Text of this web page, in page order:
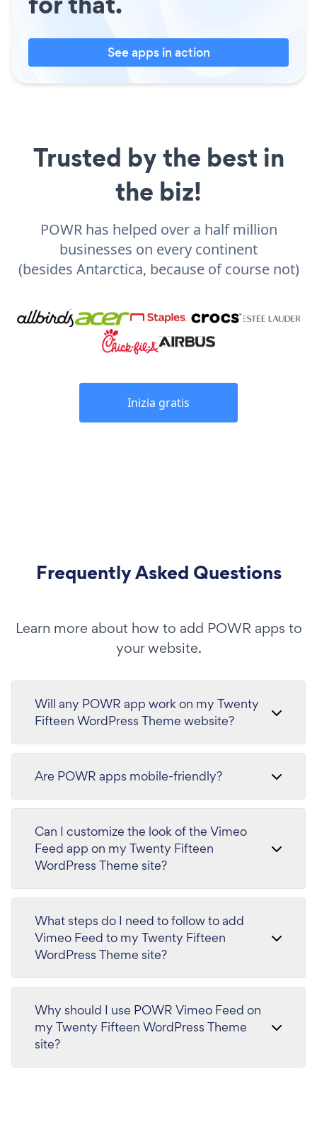
See apps in action
Trusted by the best in
the biz!
POWR has helped over a half million
businesses on every continent
(besides Antarctica, because of course not)
Inizia gratis
Frequently Asked Questions
Learn more about how to add POWR apps to
your website.
Will any POWR app work on my Twenty
Fifteen WordPress Theme website?
Are POWR apps mobile-friendly?
Can I customize the look of the Vimeo
Feed app on my Twenty Fifteen
WordPress Theme site?
What steps do I need to follow to add
Vimeo Feed to my Twenty Fifteen
WordPress Theme site?
Why should I use POWR Vimeo Feed on
my Twenty Fifteen WordPress Theme
site?